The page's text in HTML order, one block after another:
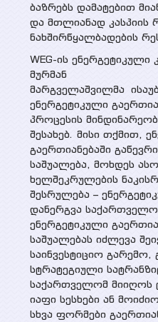
ბაზრებს დამატებით
და მთლიანად კასპიის
ნახშირწყალბადების
WEG-ის
მურმან
მარგველაშვილმა
ენერგეტიკული
პროცესის
შესახებ. მისი თქმით,
გაერთიანებაში
საშუალება, მოხდეს
ხელშეკრულების
შესრულება –
დანერგვა
ენერგეტიკული
საშუალებას იძლევა
საინვესტიციო
სტრატეგიული
საქართველომ მიიღოს
იაფი სესხები ან
სხვა ფორმები